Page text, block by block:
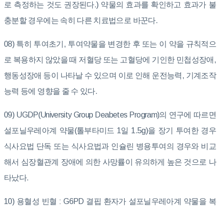
로 측정하는 것도 권장된다.) 약물의 효과를 확인하고 효과가 불
충분할 경우에는 속히 다른 치료법으로 바꾼다.
08) 특히 투여초기, 투여약물을 변경한 후 또는 이 약을 규칙적으
로 복용하지 않았을 때 저혈당 또는 고혈당에 기인한 민첩성장애,
행동성장애 등이 나타날 수 있으며 이로 인해 운전능력, 기계조작
능력 등에 영향을 줄 수 있다.
09) UGDP(University Group Deabetes Program)의 연구에 따르면
설포닐우레아계 약물(톨부타미드 1일 1.5g)을 장기 투여한 경우
식사요법 단독 또는 식사요법과 인슐린 병용투여의 경우와 비교
해서 심장혈관계 장애에 의한 사망률이 유의하게 높은 것으로 나
타났다.
10) 용혈성 빈혈 : G6PD 결핍 환자가 설포닐우레아계 약물을 복